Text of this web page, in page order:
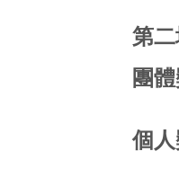
第
團
個